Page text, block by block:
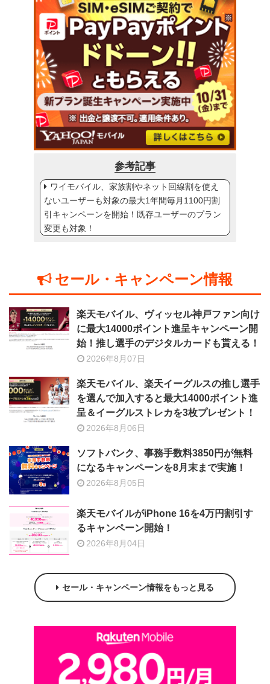
参考記事
ワイモバイル、家族割やネット回線割を使え
ないユーザーも対象の最大1年間毎月1100円割
引キャンペーンを開始！既存ユーザーのプラン
変更も対象！
セール・キャンペーン情報
楽天モバイル、ヴィッセル神戸ファン向け
に最大14000ポイント進呈キャンペーン開
始！推し選手のデジタルカードも貰える！
2026年8月07日
楽天モバイル、楽天イーグルスの推し選手
を選んで加入すると最大14000ポイント進
呈＆イーグルストレカを3枚プレゼント！
2026年8月06日
ソフトバンク、事務手数料3850円が無料
になるキャンペーンを8月末まで実施！
2026年8月05日
楽天モバイルがiPhone 16を4万円割引す
るキャンペーン開始！
2026年8月04日
セール・キャンペーン情報をもっと見る